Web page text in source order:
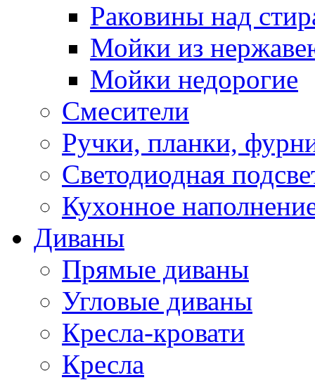
Раковины над
Мойки из
Мойки недорогие
Смесители
Ручки, планки,
Светодиодная
Кухонное
Диваны
Прямые диваны
Угловые диваны
Кресла-кровати
Кресла